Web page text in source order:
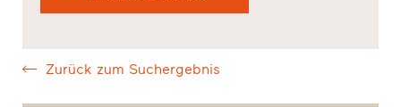
Zurück zum Suchergebnis